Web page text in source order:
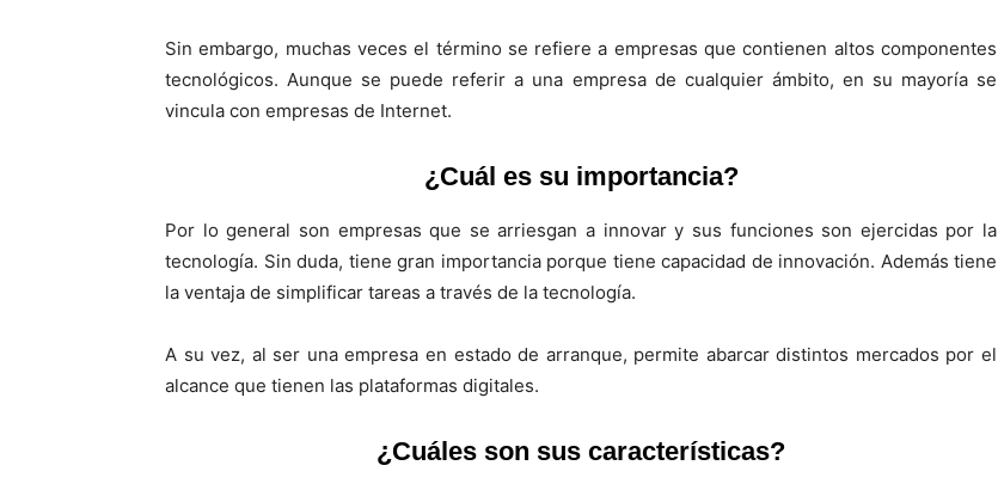
Sin embargo, muchas veces el término se refiere a empresas que contienen altos componentes
tecnológicos. Aunque se puede referir a una empresa de cualquier ámbito, en su mayoría se
vincula con empresas de Internet.
¿Cuál es su importancia?
Por lo general son empresas que se arriesgan a innovar y sus funciones son ejercidas por la
tecnología. Sin duda, tiene gran importancia porque tiene capacidad de innovación. Además tiene
la ventaja de simplificar tareas a través de la tecnología.
A su vez, al ser una empresa en estado de arranque, permite abarcar distintos mercados por el
alcance que tienen las plataformas digitales.
¿Cuáles son sus características?